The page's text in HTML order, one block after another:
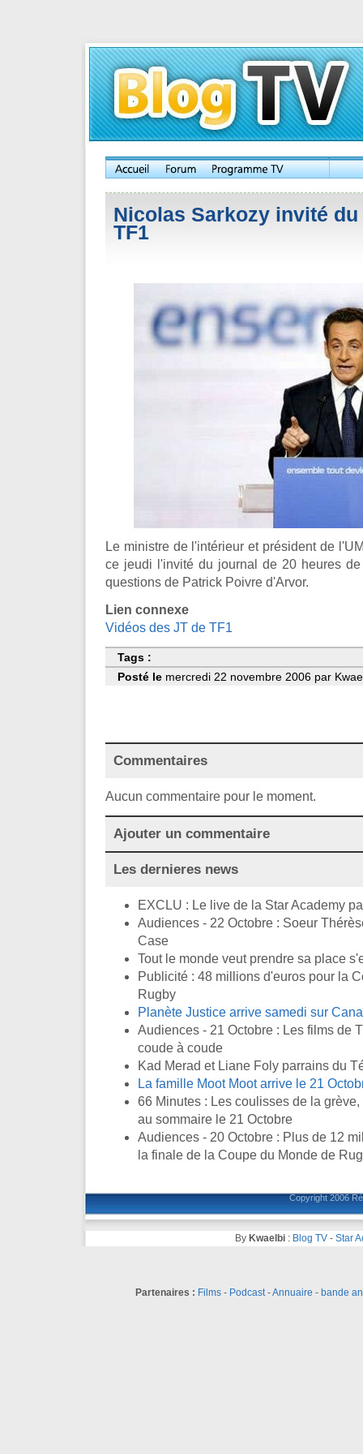
Nicolas Sarkozy invité du
TF1
Le ministre de l'intérieur et président de
ce jeudi l'invité du journal de 20 heures
questions de Patrick Poivre d'Arvor.
Lien connexe
Vidéos des JT de TF1
Tags :
Posté le mercredi 22 novembre 2006 par
Commentaires
Aucun commentaire pour le moment.
Ajouter un commentaire
Les dernieres news
EXCLU : Le live de la Star Academy
Audiences - 22 Octobre : Soeur
Case
Tout le monde veut prendre sa place
Publicité : 48 millions d'euros pour la
Rugby
Planète Justice arrive samedi sur
Audiences - 21 Octobre : Les films de
coude à coude
Kad Merad et Liane Foly parrains du
La famille Moot Moot arrive le 21
66 Minutes : Les coulisses de la
au sommaire le 21 Octobre
Audiences - 20 Octobre : Plus de 12
la finale de la Coupe du Monde de
Copyright 2006
By Kwaelbi : Blog TV - Star
Partenaires : Films- Podcast-Annuaire - bande